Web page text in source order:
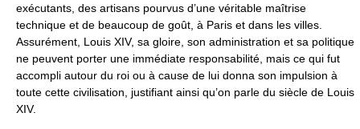
exécutants, des artisans pourvus d’une véritable maîtrise
technique et de beaucoup de goût, à Paris et dans les villes.
Assurément, Louis XIV, sa gloire, son administration et sa politique
ne peuvent porter une immédiate responsabilité, mais ce qui fut
accompli autour du roi ou à cause de lui donna son impulsion à
toute cette civilisation, justifiant ainsi qu’on parle du siècle de Louis
XIV.